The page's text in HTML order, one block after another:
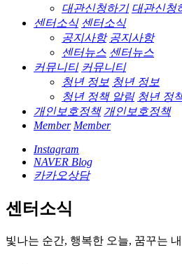
대관신청하기 대관신청
센터소식 센터소식
공지사항 공지사항
센터뉴스 센터뉴스
커뮤니티 커뮤니티
청년 정보 청년 정보
청년 정책 알림 청년 정
개인보호정책 개인보호정책
Member Member
Instagram
NAVER Blog
카카오상담
센터소식
빛나는 순간, 행복한 오늘, 꿈꾸는